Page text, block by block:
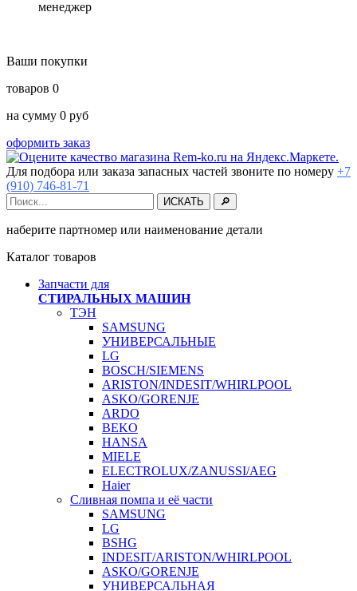
менеджер
Ваши покупки
товаров 0
на сумму 0 руб
оформить заказ
Для подбора или заказа запасных частей звоните по номеру +7
(910) 746-81-71
наберите партномер или наименование детали
Каталог товаров
Запчасти для
СТИРАЛЬНЫХ МАШИН
ТЭН
SAMSUNG
УНИВЕРСАЛЬНЫЕ
LG
BOSCH/SIEMENS
ARISTON/INDESIT/WHIRLPOOL
ASKO/GORENJE
ARDO
BEKO
HANSA
MIELE
ELECTROLUX/ZANUSSI/AEG
Haier
Сливная помпа и её части
SAMSUNG
LG
BSHG
INDESIT/ARISTON/WHIRLPOOL
ASKO/GORENJE
УНИВЕРСАЛЬНАЯ